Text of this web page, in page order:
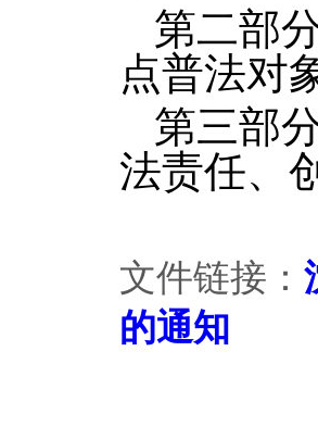
第二部
点普法对
第三部
法责任、
文件链接：
的通知